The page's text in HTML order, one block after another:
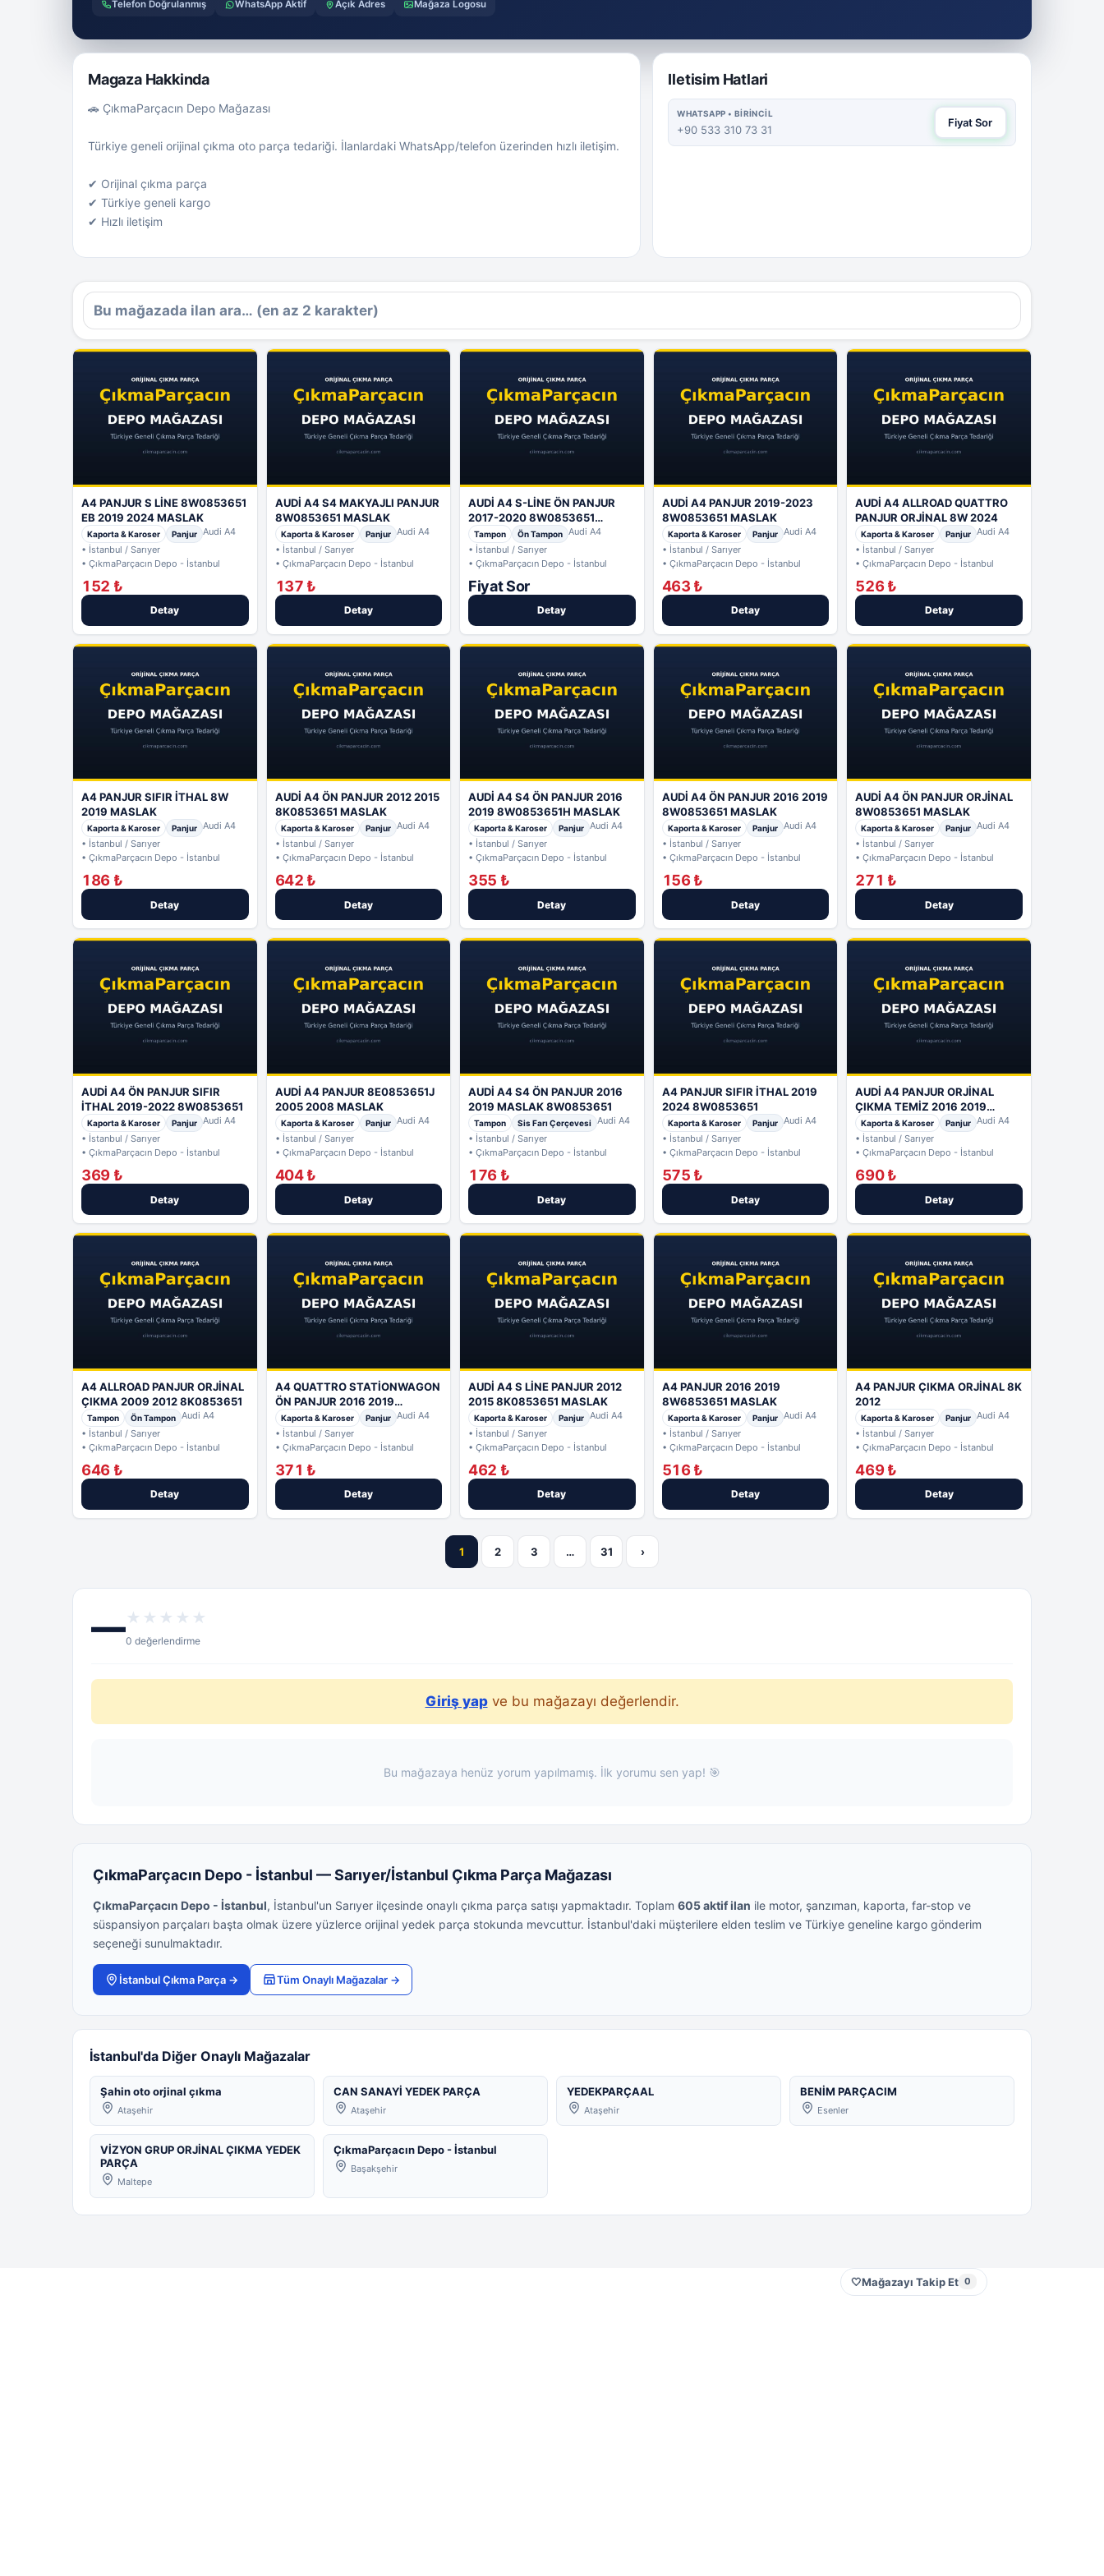
Telefon Doğrulanmış WhatsApp Aktif Açık Adres Mağaza Logosu
Magaza Hakkinda
🚗 ÇıkmaParçacın Depo Mağazası
Türkiye geneli orijinal çıkma oto parça tedariği. İlanlardaki WhatsApp/telefon üzerinden hızlı iletişim.
✔ Orijinal çıkma parça
✔ Türkiye geneli kargo
✔ Hızlı iletişim
Iletisim Hatlari
WHATSAPP • BIRINCIL
+90 533 310 73 31
Fiyat Sor
A4 PANJUR S LİNE 8W0853651
EB 2019 2024 MASLAK
Kaporta & Karoser Panjur Audi A4
• İstanbul / Sarıyer
• ÇıkmaParçacın Depo - İstanbul
152 ₺
Detay
AUDİ A4 S4 MAKYAJLI PANJUR
8W0853651 MASLAK
Kaporta & Karoser Panjur Audi A4
• İstanbul / Sarıyer
• ÇıkmaParçacın Depo - İstanbul
137 ₺
Detay
AUDİ A4 S-LİNE ÖN PANJUR
2017-2020 8W0853651
MASLAK
Tampon Ön Tampon Audi A4
• İstanbul / Sarıyer
• ÇıkmaParçacın Depo - İstanbul
Fiyat Sor
Detay
AUDİ A4 PANJUR 2019-2023
8W0853651 MASLAK
Kaporta & Karoser Panjur Audi A4
• İstanbul / Sarıyer
• ÇıkmaParçacın Depo - İstanbul
463 ₺
Detay
AUDİ A4 ALLROAD QUATTRO
PANJUR ORJİNAL 8W 2024
Kaporta & Karoser Panjur
Audi A4
• İstanbul / Sarıyer
• ÇıkmaParçacın Depo - İstanbul
526 ₺
Detay
A4 PANJUR SIFIR İTHAL 8W
2019 MASLAK
Kaporta & Karoser Panjur Audi A4
• İstanbul / Sarıyer
• ÇıkmaParçacın Depo - İstanbul
186 ₺
Detay
AUDİ A4 ÖN PANJUR 2012 2015
8K0853651 MASLAK
Kaporta & Karoser Panjur Audi A4
• İstanbul / Sarıyer
• ÇıkmaParçacın Depo - İstanbul
642 ₺
Detay
AUDİ A4 S4 ÖN PANJUR 2016
2019 8W0853651H MASLAK
Kaporta & Karoser Panjur Audi A4
• İstanbul / Sarıyer
• ÇıkmaParçacın Depo - İstanbul
355 ₺
Detay
AUDİ A4 ÖN PANJUR 2016 2019
8W0853651 MASLAK
Kaporta & Karoser Panjur Audi A4
• İstanbul / Sarıyer
• ÇıkmaParçacın Depo - İstanbul
156 ₺
Detay
AUDİ A4 ÖN PANJUR ORJİNAL
8W0853651 MASLAK
Kaporta & Karoser Panjur
Audi A4
• İstanbul / Sarıyer
• ÇıkmaParçacın Depo - İstanbul
271 ₺
Detay
AUDİ A4 ÖN PANJUR SIFIR
İTHAL 2019-2022 8W0853651
Kaporta & Karoser Panjur Audi A4
• İstanbul / Sarıyer
• ÇıkmaParçacın Depo - İstanbul
369 ₺
Detay
AUDİ A4 PANJUR 8E0853651J
2005 2008 MASLAK
Kaporta & Karoser Panjur Audi A4
• İstanbul / Sarıyer
• ÇıkmaParçacın Depo - İstanbul
404 ₺
Detay
AUDİ A4 S4 ÖN PANJUR 2016
2019 MASLAK 8W0853651
Tampon Sis Farı Çerçevesi Audi A4
• İstanbul / Sarıyer
• ÇıkmaParçacın Depo - İstanbul
176 ₺
Detay
A4 PANJUR SIFIR İTHAL 2019
2024 8W0853651
Kaporta & Karoser Panjur Audi A4
• İstanbul / Sarıyer
• ÇıkmaParçacın Depo - İstanbul
575 ₺
Detay
AUDİ A4 PANJUR ORJİNAL
ÇIKMA TEMİZ 2016 2019
MASLAK
Kaporta & Karoser Panjur
Audi A4
• İstanbul / Sarıyer
• ÇıkmaParçacın Depo - İstanbul
690 ₺
Detay
A4 ALLROAD PANJUR ORJİNAL
ÇIKMA 2009 2012 8K0853651
Tampon Ön Tampon Audi A4
• İstanbul / Sarıyer
• ÇıkmaParçacın Depo - İstanbul
646 ₺
Detay
A4 QUATTRO STATİONWAGON
ÖN PANJUR 2016 2019
MASLAK
Kaporta & Karoser Panjur Audi A4
• İstanbul / Sarıyer
• ÇıkmaParçacın Depo - İstanbul
371 ₺
Detay
AUDİ A4 S LİNE PANJUR 2012
2015 8K0853651 MASLAK
Kaporta & Karoser Panjur Audi A4
• İstanbul / Sarıyer
• ÇıkmaParçacın Depo - İstanbul
462 ₺
Detay
A4 PANJUR 2016 2019
8W6853651 MASLAK
Kaporta & Karoser Panjur Audi A4
• İstanbul / Sarıyer
• ÇıkmaParçacın Depo - İstanbul
516 ₺
Detay
A4 PANJUR ÇIKMA ORJİNAL 8K
2012
Kaporta & Karoser Panjur
Audi A4
• İstanbul / Sarıyer
• ÇıkmaParçacın Depo - İstanbul
469 ₺
Detay
1 2 3 … 31 ›
—★★★★★
0 değerlendirme
Giriş yapve bu mağazayı değerlendir.
Bu mağazaya henüz yorum yapılmamış. İlk yorumu sen yap! 🎯
ÇıkmaParçacın Depo - İstanbul — Sarıyer/İstanbul Çıkma Parça Mağazası
ÇıkmaParçacın Depo - İstanbul, İstanbul'un Sarıyer ilçesinde onaylı çıkma parça satışı yapmaktadır. Toplam 605 aktif ilan ile motor, şanzıman, kaporta, far-stop ve
süspansiyon parçaları başta olmak üzere yüzlerce orijinal yedek parça stokunda mevcuttur. İstanbul'daki müşterilere elden teslim ve Türkiye geneline kargo gönderim
seçeneği sunulmaktadır.
İstanbul Çıkma Parça → Tüm Onaylı Mağazalar →
İstanbul'da Diğer Onaylı Mağazalar
Şahin oto orjinal çıkma
Ataşehir
CAN SANAYİ YEDEK PARÇA
Ataşehir
YEDEKPARÇAAL
Ataşehir
BENİM PARÇACIM
Esenler
VİZYON GRUP ORJİNAL ÇIKMA YEDEK
PARÇA
Maltepe
ÇıkmaParçacın Depo - İstanbul
Başakşehir
🤍Mağazayı Takip Et 0